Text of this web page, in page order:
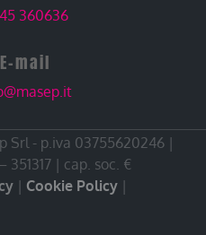
360636
E-mail
Srl - p.iva 03755620246 |
351317 | cap. soc. €
| Cookie Policy |